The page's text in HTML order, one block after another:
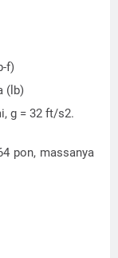
f)
(lb)
g = 32 ft/s2.
pon, massanya